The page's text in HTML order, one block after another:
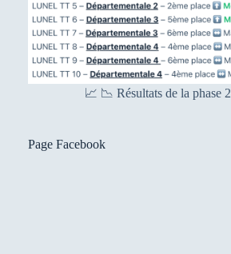
📈 📉 Résultats de la phase 2
Page Facebook